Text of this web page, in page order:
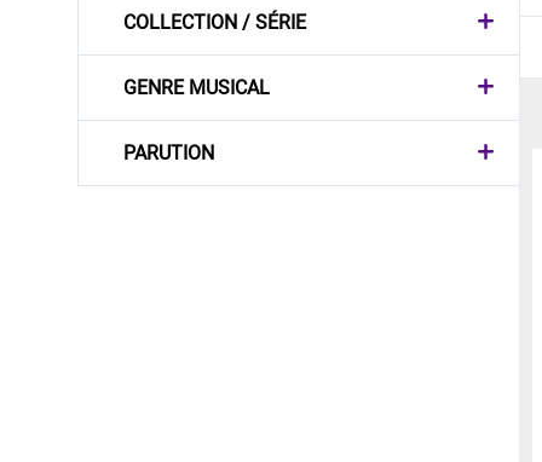
COLLECTION / SÉRIE
GENRE MUSICAL
PARUTION